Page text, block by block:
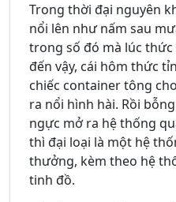
Trong thời đại nguyên
nổi lên như nấm sau
trong số đó mà lúc
đến vậy, cái hôm thức
chiếc container tông
ra nổi hình hài. Rồi
ngực mở ra hệ thống
thì đại loại là một hệ
thưởng, kèm theo hệ
tinh đồ.